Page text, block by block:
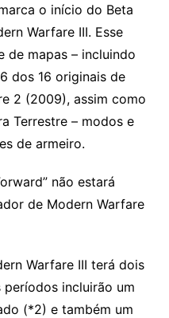
o início do Beta
Warfare III. Esse
de mapas – incluindo
dos 16 originais de
2 (2009), assim como
Terrestre – modos e
de armeiro.
não estará
de Modern Warfare
Warfare III terá dois
períodos incluirão um
(*2) e também um